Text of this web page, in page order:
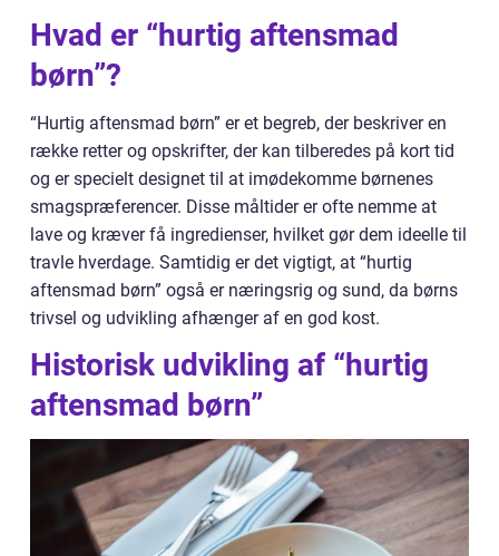
Hvad er “hurtig aftensmad
børn”?
“Hurtig aftensmad børn” er et begreb, der beskriver en
række retter og opskrifter, der kan tilberedes på kort tid
og er specielt designet til at imødekomme børnenes
smagspræferencer. Disse måltider er ofte nemme at
lave og kræver få ingredienser, hvilket gør dem ideelle til
travle hverdage. Samtidig er det vigtigt, at “hurtig
aftensmad børn” også er næringsrig og sund, da børns
trivsel og udvikling afhænger af en god kost.
Historisk udvikling af “hurtig
aftensmad børn”